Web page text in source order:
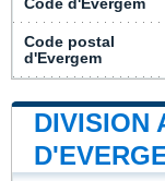
Code d'Evergem
Code postal
d'Evergem
DIVISION